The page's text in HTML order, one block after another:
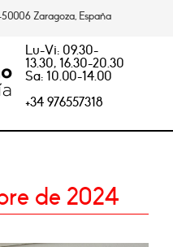
Zaragoza, España
Lu-Vi: 09.30-
13.30, 16.30-20.30
Sa: 10.00-14.00
+34 976557318
de 2024